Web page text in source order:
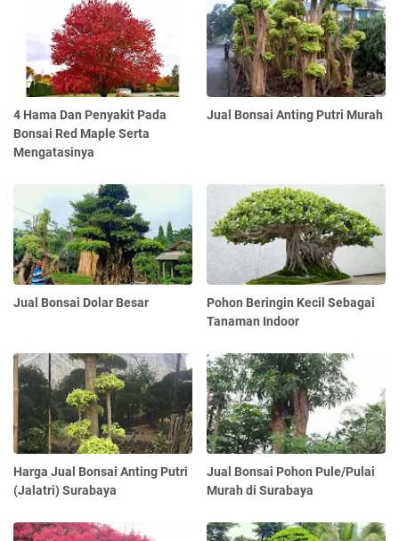
4 Hama Dan Penyakit Pada
Bonsai Red Maple Serta
Mengatasinya
Jual Bonsai Anting Putri Murah
Jual Bonsai Dolar Besar
Pohon Beringin Kecil Sebagai
Tanaman Indoor
Harga Jual Bonsai Anting Putri
(Jalatri) Surabaya
Jual Bonsai Pohon Pule/Pulai
Murah di Surabaya